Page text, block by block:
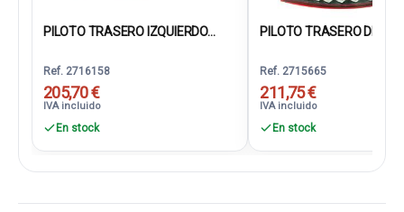
PILOTO TRASERO IZQUIERDO...
Ref. 2716158
205,70 €
IVA incluido
En stock
PILOTO TRASERO
Ref. 2715665
211,75 €
IVA incluido
En stock